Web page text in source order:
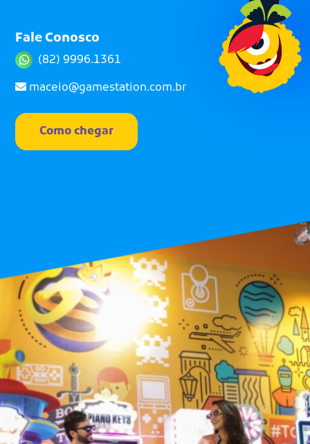
Fale Conosco
(82) 9996.1361
maceio@gamestation.com.br
Como chegar